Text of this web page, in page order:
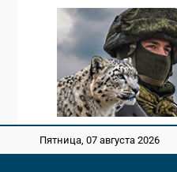
Пятница, 07 августа 2026